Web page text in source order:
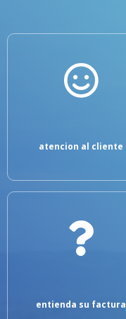
atencion al cliente
entienda su factura